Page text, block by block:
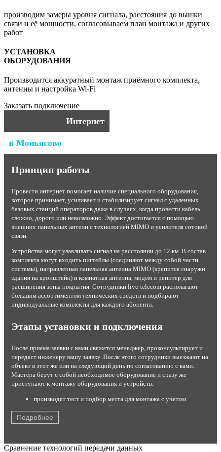
производим замеры уровня сигнала, расстояния до вышки
связи и её мощности, согласовываем план монтажа и других
работ
УСТАНОВКА
ОБОРУДОВАНИЯ
Производится аккуратный монтаж приёмного комплекта,
антенны и настройка Wi-Fi
Заказать подключение
Интернет
в Моньясово
Принцип работы
Провести интернет помогает наличие специального оборудования,
которое принимает, усиливает и стабилизирует сигнал с удаленных
базовых станций операторов даже в случаях, когда провести кабель
сложно, дорого или невозможно. Эффект достигается с помощью
внешних панельных антенн с технологией MIMO и усилителя сотовой
связи.
Устройства могут улавливать сигнал на расстоянии до 12 км. В состав
комплекта могут входить пигтейлы (соединяют между собой части
системы), направленная панельная антенна MIMO (крепится снаружи
здания на кронштейн) и комнатная антенна, модем и репитер для
расширения зоны покрытия. Сотрудники live-telecom располагают
большим ассортиментом технических средств и подбирают
индивидуальные комплекты для каждого абонента.
Этапы установки и подключения
После приема заявки с вами свяжется менеджер, проконсультирует и
передаст инженеру вашу заявку. После этого сотрудники выезжают на
объект в этот же или на следующий день по согласованию с вами.
Мастера берут с собой необходимое оборудование и сразу же
приступают к монтажу оборудования и устройств:
производят тест и подбор места для монтажа с учетом
результатов теста и условий эксплуатации;
устанавливают комплект на стену или крышу;
настраивают максимальный прием сигнала от станции;
кодируют канал от постороннего вмешательства;
Подробнее
Сравнение технологий передачи данных